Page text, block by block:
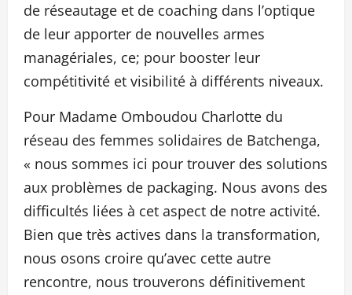
de réseautage et de coaching dans l’optique
de leur apporter de nouvelles armes
managériales, ce; pour booster leur
compétitivité et visibilité à différents niveaux.
Pour Madame Omboudou Charlotte du
réseau des femmes solidaires de Batchenga,
« nous sommes ici pour trouver des solutions
aux problèmes de packaging. Nous avons des
difficultés liées à cet aspect de notre activité.
Bien que très actives dans la transformation,
nous osons croire qu’avec cette autre
rencontre, nous trouverons définitivement